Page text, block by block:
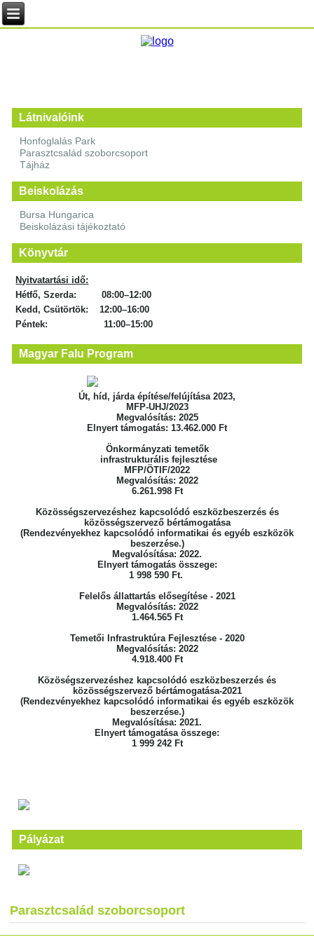
Látnivalóink
Honfoglalás Park
Parasztcsalád szoborcsoport
Tájház
Beiskolázás
Bursa Hungarica
Beiskolázási tájékoztató
Könyvtár
Nyitvatartási idő:
Hétfő, Szerda: 08:00–12:00
Kedd, Csütörtök: 12:00–16:00
Péntek: 11:00–15:00
Magyar Falu Program
Út, híd, járda építése/felújítása 2023,
MFP-UHJ/2023
Megvalósítás: 2025
Elnyert támogatás: 13.462.000 Ft
Önkormányzati temetők
infrastrukturális fejlesztése
MFP/ÖTIF/2022
Megvalósítás: 2022
6.261.998 Ft
Közösségszervezéshez kapcsolódó eszközbeszerzés és
közösségszervező bértámogatása
(Rendezvényekhez kapcsolódó informatikai és egyéb eszközök
beszerzése.)
Megvalósítása: 2022.
Elnyert támogatás összege:
1 998 590 Ft.
Felelős állattartás elősegítése - 2021
Megvalósítás: 2022
1.464.565 Ft
Temetői Infrastruktúra Fejlesztése - 2020
Megvalósítás: 2022
4.918.400 Ft
Közöségszervezéshez kapcsolódó eszközbeszerzés és
közösségszervező bértámogatása-2021
(Rendezvényekhez kapcsolódó informatikai és egyéb eszközök
beszerzése.)
Megvalósítása: 2021.
Elnyert támogatása összege:
1 999 242 Ft
Pályázat
Parasztcsalád szoborcsoport